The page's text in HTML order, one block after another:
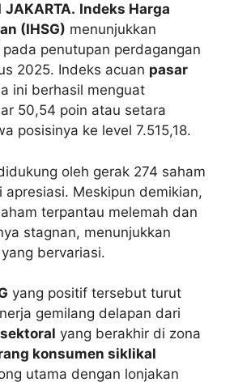
JAKARTA. Indeks Harga
(IHSG) menunjukkan
penutupan perdagangan
2025. Indeks acuan pasar
ini berhasil menguat
50,54 poin atau setara
posisinya ke level 7.515,18.
oleh gerak 274 saham
apresiasi. Meskipun demikian,
terpantau melemah dan
stagnan, menunjukkan
yang bervariasi.
yang positif tersebut turut
gemilang delapan dari
yang berakhir di zona
konsumen siklikal
utama dengan lonjakan